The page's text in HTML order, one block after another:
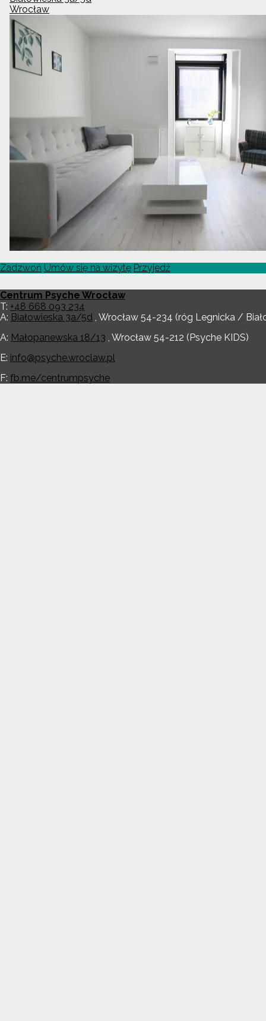
Wrocław
Zadzwoń Umów się na wizytę Przyjedź
Centrum Psyche Wrocław
T: +48 668 093 234
A: Białowieska 3a/5d , Wrocław 54-234 (róg Legnicka /
A: Małopanewska 18/13 , Wrocław 54-212 (Psyche KIDS)
E: info@psyche.wroclaw.pl
F: fb.me/centrumpsyche